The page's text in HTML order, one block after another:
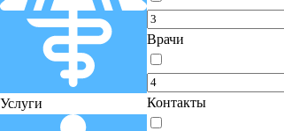
Услуги
Врачи
Контакты